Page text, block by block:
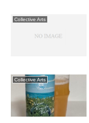
Collective Arts
Collective Arts